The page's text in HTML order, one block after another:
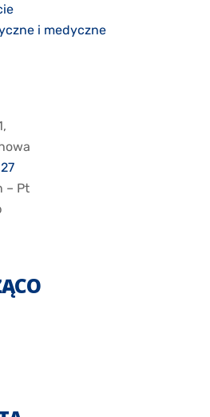
i medyczne
– Pt